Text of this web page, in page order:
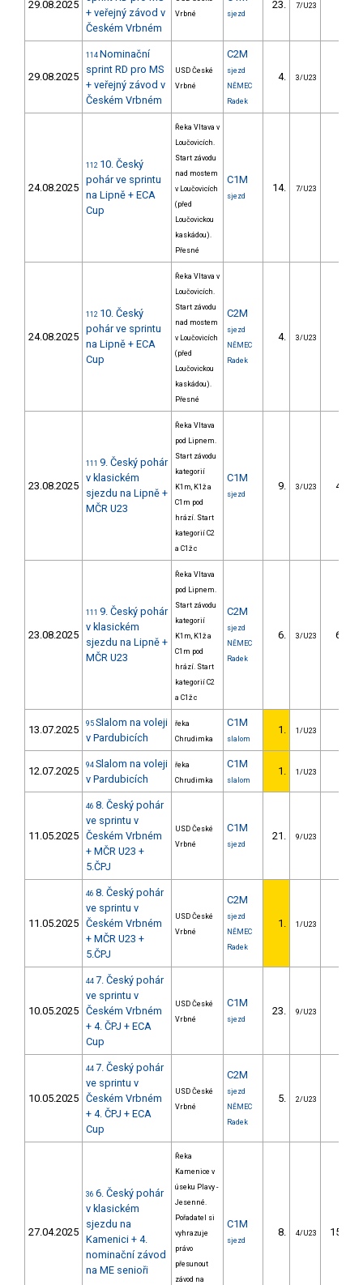
29.08.2025
+ veřejný závod v
Českém Vrbném
Vrbné
sjezd
23. 7/U23
29.08.2025
114 Nominační
sprint RD pro MS
+ veřejný závod v
Českém Vrbném
USD České
Vrbné
C2M
sjezd
NĚMEC
Radek
4. 3/U23
24.08.2025
112 10. Český
pohár ve sprintu
na Lipně + ECA
Cup
Řeka Vltava v
Loučovicích.
Start závodu
nad mostem
v Loučovicích
(před
Loučovickou
kaskádou).
Přesné
C1M
sjezd
14. 7/U23
24.08.2025
112 10. Český
pohár ve sprintu
na Lipně + ECA
Cup
Řeka Vltava v
Loučovicích.
Start závodu
nad mostem
v Loučovicích
(před
Loučovickou
kaskádou).
Přesné
C2M
sjezd
NĚMEC
Radek
4. 3/U23
23.08.2025
111 9. Český pohár
v klasickém
sjezdu na Lipně +
MČR U23
Řeka Vltava
pod Lipnem.
Start závodu
kategorií
K1m, K1ž a
C1m pod
hrází. Start
kategorií C2
a C1ž c
C1M
sjezd
9. 3/U23 49.56
23.08.2025
111 9. Český pohár
v klasickém
sjezdu na Lipně +
MČR U23
Řeka Vltava
pod Lipnem.
Start závodu
kategorií
K1m, K1ž a
C1m pod
hrází. Start
kategorií C2
a C1ž c
C2M
sjezd
NĚMEC
Radek
6. 3/U23 68.02
13.07.2025 95 Slalom na voleji
v Pardubicích
řeka
Chrudimka
C1M
slalom
1. 1/U23
12.07.2025 94 Slalom na voleji
v Pardubicích
řeka
Chrudimka
C1M
slalom
1. 1/U23
11.05.2025
46 8. Český pohár
ve sprintu v
Českém Vrbném
+ MČR U23 +
5.ČPJ
USD České
Vrbné
C1M
sjezd
21. 9/U23
11.05.2025
46 8. Český pohár
ve sprintu v
Českém Vrbném
+ MČR U23 +
5.ČPJ
USD České
Vrbné
C2M
sjezd
NĚMEC
Radek
1. 1/U23
10.05.2025
44 7. Český pohár
ve sprintu v
Českém Vrbném
+ 4. ČPJ + ECA
Cup
USD České
Vrbné
C1M
sjezd
23. 9/U23
10.05.2025
44 7. Český pohár
ve sprintu v
Českém Vrbném
+ 4. ČPJ + ECA
Cup
USD České
Vrbné
C2M
sjezd
NĚMEC
Radek
5. 2/U23
27.04.2025
36 6. Český pohár
v klasickém
sjezdu na
Kamenici + 4.
nominační závod
na ME senioři
Řeka
Kamenice v
úseku Plavy -
Jesenné.
Pořadatel si
vyhrazuje
právo
přesunout
závod na
C1M
sjezd
8. 4/U23 152.50